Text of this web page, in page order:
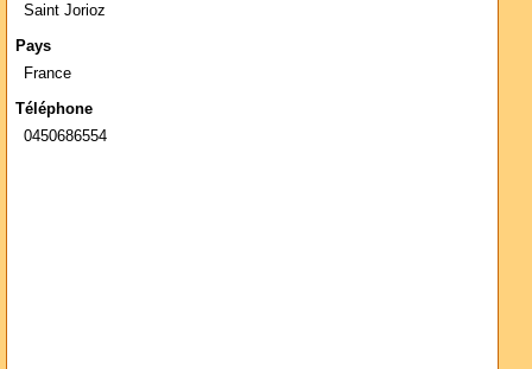
Saint Jorioz
Pays
France
Téléphone
0450686554